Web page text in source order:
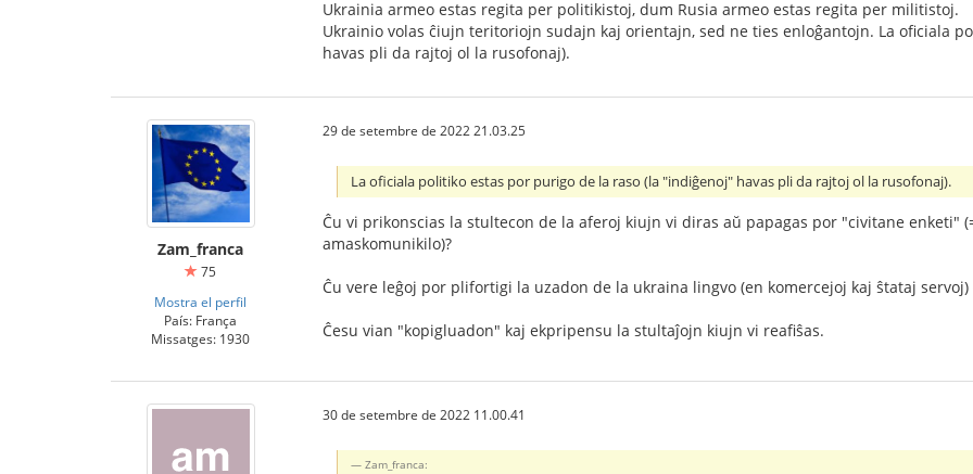
Ukrainia armeo estas regita per politikistoj, dum Rusia armeo estas regita per militistoj.
Ukrainio volas ĉiujn teritoriojn sudajn kaj orientajn, sed ne ties enloĝantojn. La oficiala
havas pli da rajtoj ol la rusofonaj).
Zam_franca
75
Mostra el perfil
País: França
Missatges: 1930
29 de setembre de 2022 21.03.25
La oficiala politiko estas por purigo de la raso (la "indiĝenoj" havas pli da rajtoj ol la rusofonaj).
Ĉu vi prikonscias la stultecon de la aferoj kiujn vi diras aŭ papagas por "civitane enketi"
amaskomunikilo)?
Ĉu vere leĝoj por plifortigi la uzadon de la ukraina lingvo (en komercejoj kaj ŝtataj
Ĉesu vian "kopigluadon" kaj ekpripensu la stultaĵojn kiujn vi reafiŝas.
30 de setembre de 2022 11.00.41
Zam_franca: